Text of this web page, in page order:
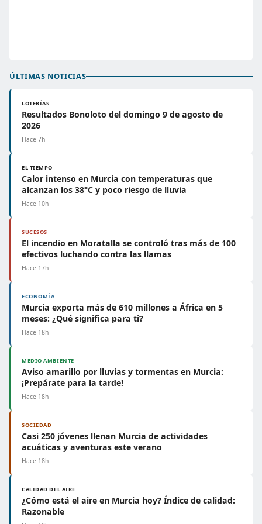
ÚLTIMAS NOTICIAS
LOTERÍAS
Resultados Bonoloto del domingo 9 de agosto de
2026
Hace 7h
EL TIEMPO
Calor intenso en Murcia con temperaturas que
alcanzan los 38°C y poco riesgo de lluvia
Hace 10h
SUCESOS
El incendio en Moratalla se controló tras más de 100
efectivos luchando contra las llamas
Hace 17h
ECONOMÍA
Murcia exporta más de 610 millones a África en 5
meses: ¿Qué significa para ti?
Hace 18h
MEDIO AMBIENTE
Aviso amarillo por lluvias y tormentas en Murcia:
¡Prepárate para la tarde!
Hace 18h
SOCIEDAD
Casi 250 jóvenes llenan Murcia de actividades
acuáticas y aventuras este verano
Hace 18h
CALIDAD DEL AIRE
¿Cómo está el aire en Murcia hoy? Índice de calidad:
Razonable